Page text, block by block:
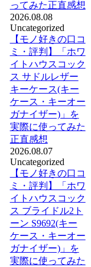
ってみた正直感想
2026.08.08
Uncategorized
【モノ好きの口コ
ミ・評判】「ホワ
イトハウスコック
ス サドルレザー
キーケース(キー
ケース・キーオー
ガナイザー)」を
実際に使ってみた
正直感想
2026.08.07
Uncategorized
【モノ好きの口コ
ミ・評判】「ホワ
イトハウスコック
ス ブライドル2ト
ーン S9692(キー
ケース・キーオー
ガナイザー)」を
実際に使ってみた